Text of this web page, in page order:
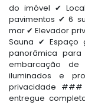
do imóvel ✔
pavimentos ✔ 6
mar ✔ Elevador
Sauna ✔ Espaço
panorâmica
embarcação
iluminados e
privacidade ###
entregue